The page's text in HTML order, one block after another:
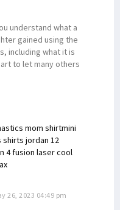
understand what a
gained using the
including what it is
to let many others
mom shirtmini
shirts jordan 12
4 fusion laser cool
26, 2023 04:49 pm